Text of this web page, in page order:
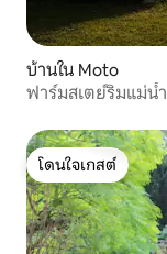
บ้านใน Moto
ฟาร์มสเตย์ริมแม่น้ำ
โดนใจเกสต์
โดนใจเกสต์